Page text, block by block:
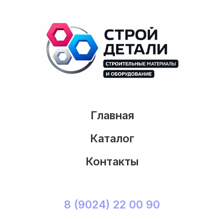
Главная
Каталог
Контакты
8 (9024) 22 00 90